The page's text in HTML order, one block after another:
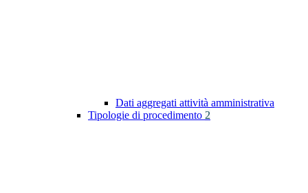
Dati aggregati attività amministrativa
Tipologie di procedimento 2